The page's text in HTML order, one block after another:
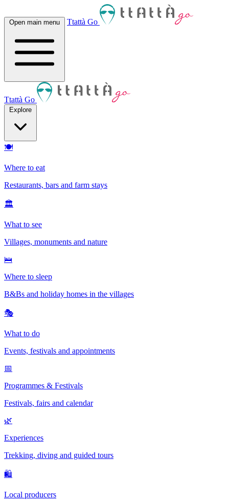
Open main menu Ttattà Go
Ttattà Go
Explore
🍽
Where to eat
Restaurants, bars and farm stays
🏛
What to see
Villages, monuments and nature
🛌
Where to sleep
B&Bs and holiday homes in the villages
🎭
What to do
Events, festivals and appointments
📅
Programmes & Festivals
Festivals, fairs and calendar
🌿
Experiences
Trekking, diving and guided tours
🛍
Local producers